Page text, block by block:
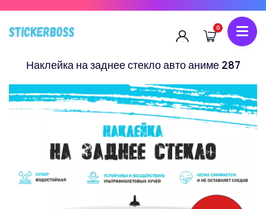
0
Наклейка на заднее стекло авто аниме 287